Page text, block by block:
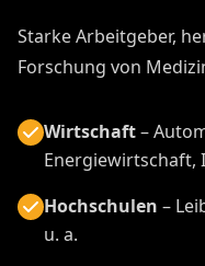
Starke Arbeitgeber,
Forschung von
Wirtschaft–
Energiewirtschaft,
Hochschulen –
u. a.